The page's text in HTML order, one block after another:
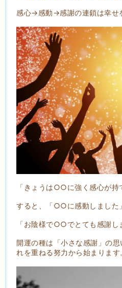
感心→感動→感謝の連鎖は幸せ
「きょうは○○に強く感心が持
すると、「○○に感動しました」
「お陰様で○○でとても感謝
開運の種は「小さな感謝」の
れを重ねる努力から始まります